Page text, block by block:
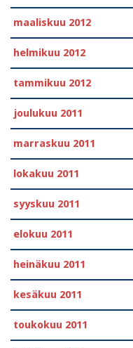
maaliskuu 2012
helmikuu 2012
tammikuu 2012
joulukuu 2011
marraskuu 2011
lokakuu 2011
syyskuu 2011
elokuu 2011
heinäkuu 2011
kesäkuu 2011
toukokuu 2011